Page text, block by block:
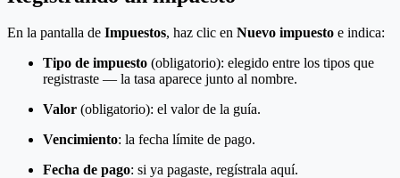
En la pantalla de Impuestos, haz clic en Nuevo impuesto e indica:
Tipo de impuesto (obligatorio): elegido entre los tipos que
registraste — la tasa aparece junto al nombre.
Valor (obligatorio): el valor de la guía.
Vencimiento: la fecha límite de pago.
Fecha de pago: si ya pagaste, regístrala aquí.